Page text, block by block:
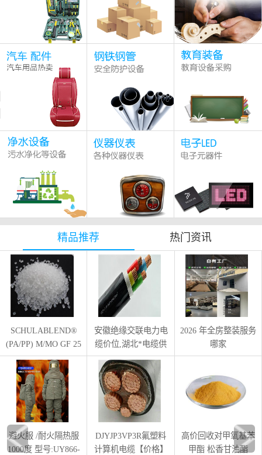
精品推荐 热门资讯
SCHULABLEND®
(PA/PP) M/MO GF 25
橡塑材料提供
安徽绝缘交联电力电
缆价位,湖北*电缆供
应
2026 年全房整装服务
哪家
避火服 /耐火隔热服
1000度 型号:UY866-
DJYJP3VP3R氟塑料
计算机电缆【价格】
高价回收对甲氧基苯
甲酯 松香甘油酯